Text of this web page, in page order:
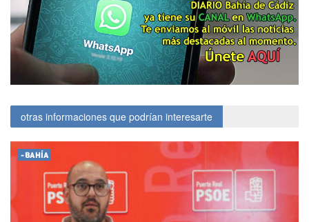
otras informaciones que podrían interesarte
-BAHÍA